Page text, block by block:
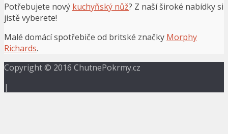
Potřebujete nový kuchyňský nůž? Z naší široké nabídky si
jistě vyberete!
Malé domácí spotřebiče od britské značky Morphy
Richards.
Copyright © 2016 ChutnePokrmy.cz
|